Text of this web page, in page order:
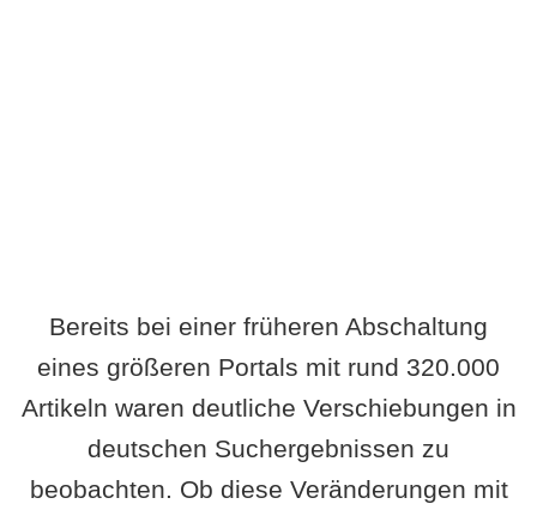
Bereits bei einer früheren Abschaltung
eines größeren Portals mit rund 320.000
Artikeln waren deutliche Verschiebungen in
deutschen Suchergebnissen zu
beobachten. Ob diese Veränderungen mit